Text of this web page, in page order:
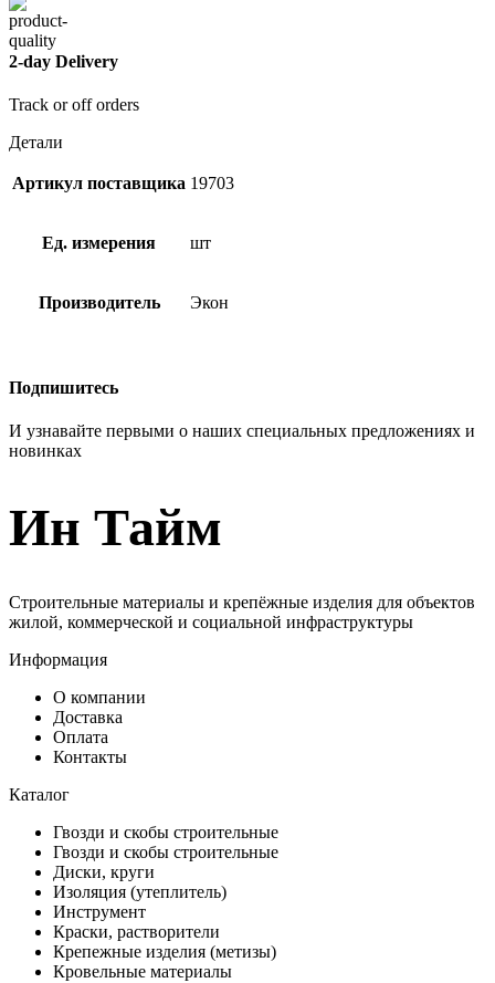
2-day Delivery
Track or off orders
Детали
Артикул поставщика 19703
Ед. измерения шт
Производитель Экон
Подпишитесь
И узнавайте первыми о наших специальных предложениях и
новинках
Ин Тайм
Строительные материалы и крепёжные изделия для объектов
жилой, коммерческой и социальной инфраструктуры
Информация
О компании
Доставка
Оплата
Контакты
Каталог
Гвозди и скобы строительные
Гвозди и скобы строительные
Диски, круги
Изоляция (утеплитель)
Инструмент
Краски, растворители
Крепежные изделия (метизы)
Кровельные материалы